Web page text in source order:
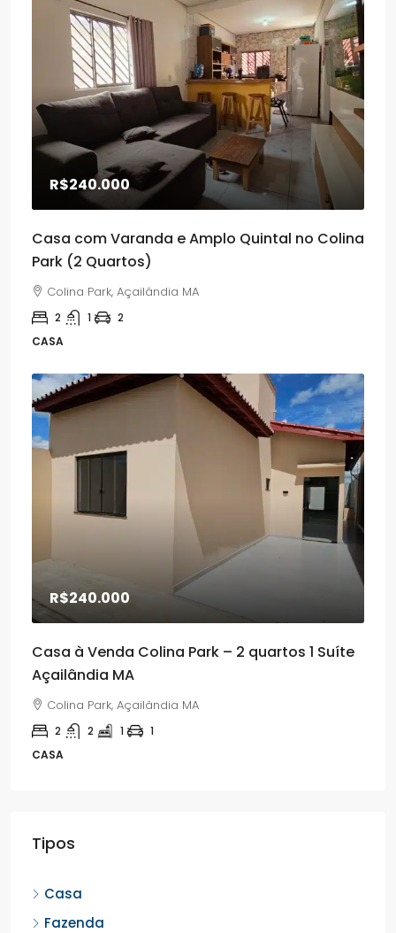
R$240.000
Casa com Varanda e Amplo Quintal no Colina
Park (2 Quartos)
Colina Park, Açailândia MA
2 1
2
CASA
R$240.000
Casa à Venda Colina Park – 2 quartos 1 Suíte
Açailândia MA
Colina Park, Açailândia MA
2 2 1
1
CASA
Tipos
Casa
Fazenda